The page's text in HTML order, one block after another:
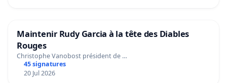
Maintenir Rudy Garcia à la tête des Diables
Rouges
Christophe Vanobost président de …
45 signatures
20 Jul 2026